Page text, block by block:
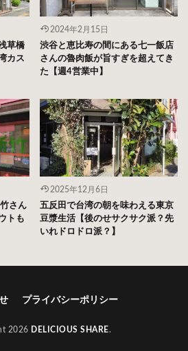
草橋
カス
2024年2月15日
渋谷と恵比寿の間にある七一飯店
さんの魯肉飯が旨すぎを超えてき
た【週4営業中】
さん
トも
2025年12月6日
五反田で台湾の朝を味わえる東京
豆漿生活【後のせサクサク派？先
いれドロドロ派？】
プライバシーポリシー
2026 DELICIOUS SHARE.